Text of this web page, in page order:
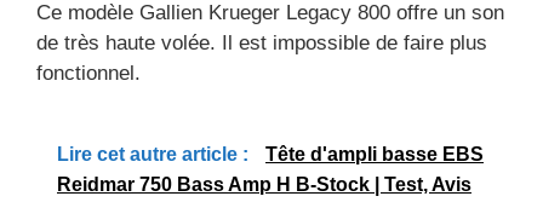
Ce modèle Gallien Krueger Legacy 800 offre un son
de très haute volée. Il est impossible de faire plus
fonctionnel.
Lire cet autre article :
Tête d'ampli basse EBS
Reidmar 750 Bass Amp H B-Stock | Test, Avis